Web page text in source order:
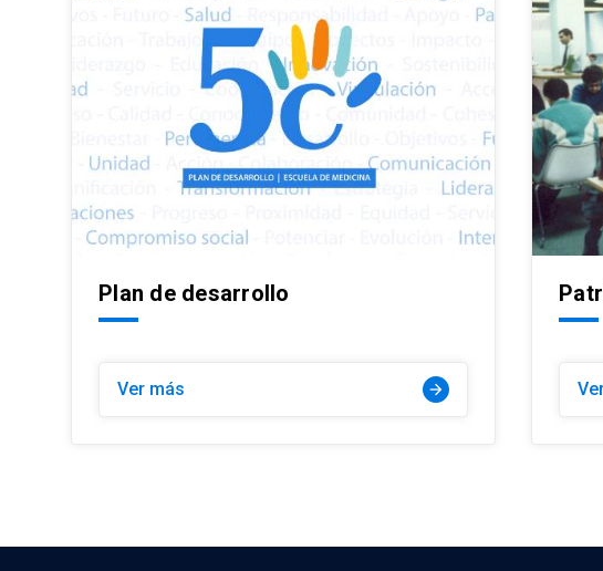
Plan de desarrollo
Ver más arrow_forward